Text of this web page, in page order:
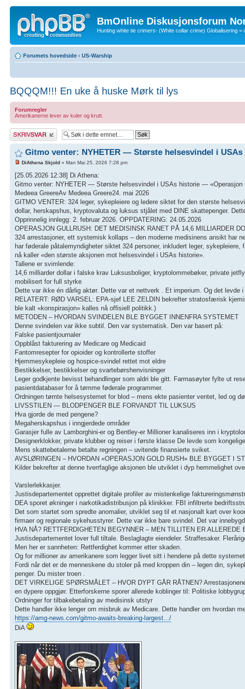
BmOnline Diskusjonsforum
Hunting white tie crimers- (White collar crime) Globalisering
Forumets hovedside ‹ US-Warship
BQQQM!!! En uke å huske Mørk til lys
Forumregler
Amerikanerne lever av kuler og krutt.
Skriv et svar
Gitmo venter: NYHETER — Største helsesvindel i USAs
DiAthena Skjold » Man Mai 25, 2026 7:28 pm
[25.05.2026 12:38] Di Athena:
Gitmo venter: NYHETER — Største helsesvindel i USAs historie —
Medeea GreereAv Medeea Greere24. mai 2026
GITMO VENTER: 324 leger, sykepleiere og ledere siktet for den største
dollar, herskapshus, kryptovaluta og luksus stjålet med DINE skattepenger.
Opprinnelig innlegg: 2. februar 2026. OPPDATERING: 24.05.2026
OPERASJON GULLRUSH: DET MEDISINSK RANET PÅ 14,6 MILLIARDER
324 arrestasjoner, ett systemisk kollaps – den moderne medisinens ansikt har
har føderale påtalemyndigheter siktet 324 personer, inkludert leger,
nå kaller «den største aksjonen mot helsesvindel i USAs historie».
Tallene er svimlende:
14,6 milliarder dollar i falske krav Luksusboliger, kryptolommebøker, private
mobilisert for full styrke
Dette var ikke én dårlig aktør. Dette var et nettverk . Et imperium. Og det levde
RELATERT: RØD VARSEL: EPA-sjef LEE ZELDIN bekrefter stratosfærisk
ble kalt «konspirasjon» kalles nå offisiell politikk.)
METODEN – HVORDAN SVINDELEN BLE BYGGET INNENFRA SYSTEMET
Denne svindelen var ikke subtil. Den var systematisk. Den var basert på:
Falske pasientjournaler
Oppblåst fakturering av Medicare og Medicaid
Fantomresepter for opioider og kontrollerte stoffer
Hjemmesykepleie og hospice-svindel rettet mot eldre
Bestikkelser, bestikkelser og svartebørshenvisninger
Leger godkjente bevisst behandlinger som aldri ble gitt. Farmasøyter fylte ut
pasientdatabaser for å tømme føderale programmer.
Ordningen tømte helsesystemet for blod – mens ekte pasienter ventet, led og
LIVSSTILEN — BLODPENGER BLE FORVANDT TIL LUKSUS
Hva gjorde de med pengene?
Megaherskapshus i inngjerdede områder
Garasjer fulle av Lamborghini-er og Bentley-er Millioner kanaliseres inn i
Designerklokker, private klubber og reiser i første klasse De levde som
Mens skattebetalerne betalte regningen – uvitende finansierte sviket.
AVSLØRINGEN – HVORDAN «OPERASJON GOLD RUSH» BLE BYGGET I
Kilder bekrefter at denne tverrfaglige aksjonen ble utviklet i dyp hemmelighet
Varslerlekkasjer.
Justisdepartementet opprettet digitale profiler av mistenkelige
DEA sporet økninger i narkotikadistribusjon på klinikker. FBI infiltrerte
Det som startet som spredte anomalier, utviklet seg til et nasjonalt kart over
firmaer og regionale sykehusstyrer. Dette var ikke bare svindel. Det var
HVA NÅ? RETTFERDIGHETEN BEGYNNER – MEN TILLITEN ER ALLEREDE
Justisdepartementet lover full tiltale. Beslaglagte eiendeler. Straffesaker.
Men her er sannheten: Rettferdighet kommer etter skaden.
Og for millioner av amerikanere som legger livet sitt i hendene på dette
Fordi når det er de menneskene du stoler på med kroppen din – legen din,
penger. Du mister troen .
DET VIRKELIGE SPØRSMÅLET – HVOR DYPT GÅR RÅTNEN?
en dypere oppgjør. Etterforskerne sporer allerede koblinger til: Politiske
Ordninger for tilbakebetaling av medisinsk utstyr
Dette handler ikke lenger om misbruk av Medicare. Dette handler om hvordan
https://amg-news.com/gitmo-awaits-breaking-largest.../
DiA